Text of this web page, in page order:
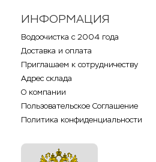
ИНФОРМАЦИЯ
Водоочистка с 2004 года
Доставка и оплата
Приглашаем к сотрудничеству
Адрес склада
О компании
Пользовательское Соглашение
Политика конфиденциальности